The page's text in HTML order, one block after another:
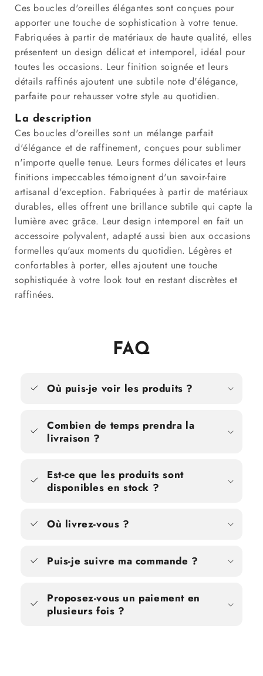
Ces boucles d'oreilles élégantes sont conçues pour
apporter une touche de sophistication à votre tenue.
Fabriquées à partir de matériaux de haute qualité, elles
présentent un design délicat et intemporel, idéal pour
toutes les occasions. Leur finition soignée et leurs
détails raffinés ajoutent une subtile note d'élégance,
parfaite pour rehausser votre style au quotidien.
La description
Ces boucles d'oreilles sont un mélange parfait
d'élégance et de raffinement, conçues pour sublimer
n'importe quelle tenue. Leurs formes délicates et leurs
finitions impeccables témoignent d'un savoir-faire
artisanal d'exception. Fabriquées à partir de matériaux
durables, elles offrent une brillance subtile qui capte la
lumière avec grâce. Leur design intemporel en fait un
accessoire polyvalent, adapté aussi bien aux occasions
formelles qu'aux moments du quotidien. Légères et
confortables à porter, elles ajoutent une touche
sophistiquée à votre look tout en restant discrètes et
raffinées.
FAQ
Où puis-je voir les produits ?
Combien de temps prendra la
livraison ?
Est-ce que les produits sont
disponibles en stock ?
Où livrez-vous ?
Puis-je suivre ma commande ?
Proposez-vous un paiement en
plusieurs fois ?